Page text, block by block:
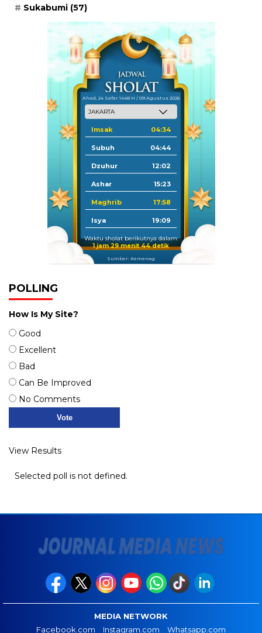
Sukabumi (57)
Ahad, 24 Safar 1448 H / 09 Agustus 2026
Imsak 04:34
Subuh 04:44
Dzuhur 12:02
Ashar 15:23
Maghrib 17:58
Isya 19:09
Waktu sholat berikutnya dalam:
1 jam 29 menit 43 detik
Sumber: Kemenag
POLLING
How Is My Site?
Good
Excellent
Bad
Can Be Improved
No Comments
View Results
Selected poll is not defined.
MEDIA NETWORK
Facebook.com
Instagram.com Whatsapp.com